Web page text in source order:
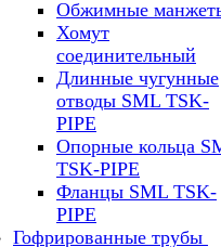
Обжимные
Хомут
соединительный
Длинные чугунные
отводы SML TSK-
PIPE
Опорные кольца
TSK-PIPE
Фланцы SML TSK-
PIPE
Гофрированные трубы